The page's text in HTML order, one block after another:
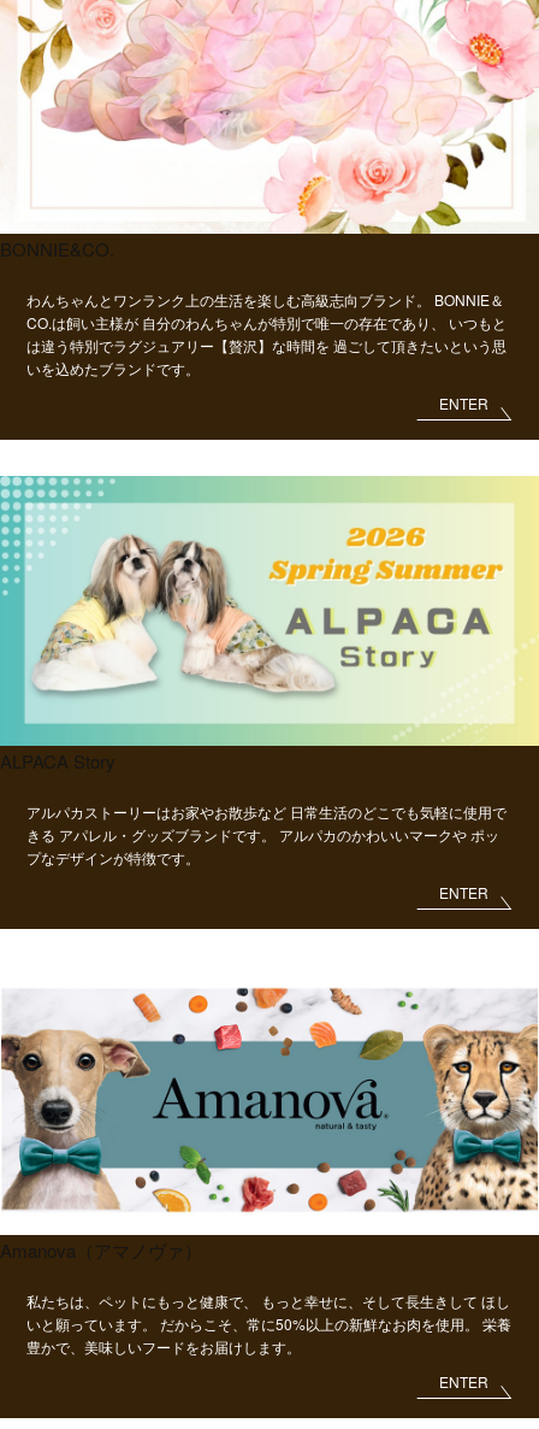
BONNIE&CO.
わんちゃんとワンランク上の生活を楽しむ高級志向ブランド。
BONNIE＆
CO.は飼い主様が 自分のわんちゃんが特別で唯一の存在であり、
いつもと
は違う特別でラグジュアリー【贅沢】な時間を 過ごして頂きたいという思
いを込めたブランドです。
ENTER
ALPACA Story
アルパカストーリーはお家やお散歩など 日常生活のどこでも気軽に使用で
きる アパレル・グッズブランドです。 アルパカのかわいいマークや ポッ
プなデザインが特徴です。
ENTER
Amanova（アマノヴァ）
私たちは、ペットにもっと健康で、 もっと幸せに、そして長生きして ほし
いと願っています。
だからこそ、常に50%以上の新鮮なお肉を使用。
栄養
豊かで、美味しいフードをお届けします。
ENTER